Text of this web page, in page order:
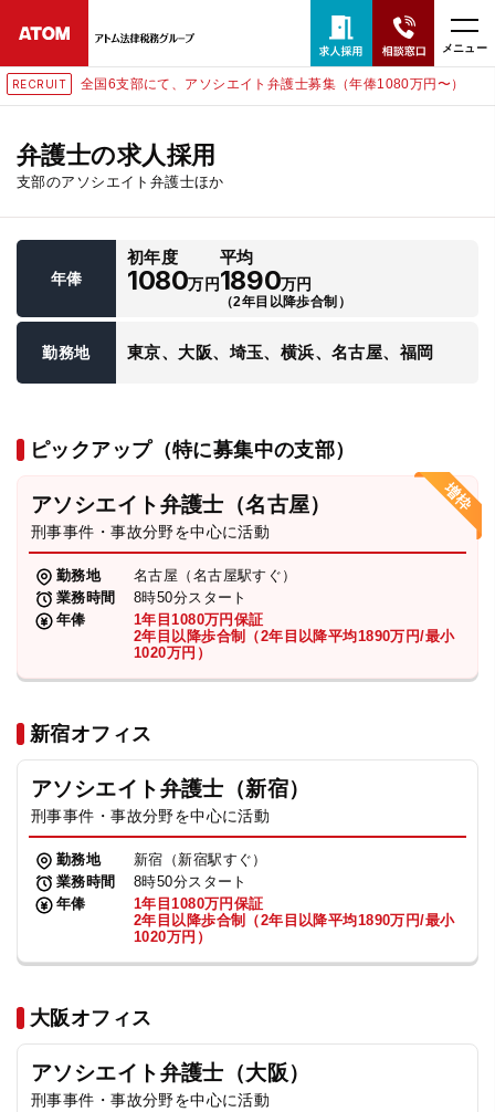
メニュー
RECRUIT 全国6支部にて、アソシエイト弁護士募集（年俸1080万円〜）
弁護士の求人採用
支部のアソシエイト弁護士ほか
年俸
初年度
1080万円
平均
1890万円
（2年目以降歩合制）
勤務地 東京、大阪、埼玉、横浜、名古屋、福岡
ピックアップ（特に募集中の支部）
アソシエイト弁護士（名古屋）
刑事事件・事故分野を中心に活動
勤務地
名古屋（名古屋駅すぐ）
業務時間
8時50分スタート
年俸
1年目1080万円保証
2年目以降歩合制（2年目以降平均1890万円/最小
1020万円）
新宿オフィス
アソシエイト弁護士（新宿）
刑事事件・事故分野を中心に活動
勤務地
新宿（新宿駅すぐ）
業務時間
8時50分スタート
年俸
1年目1080万円保証
2年目以降歩合制（2年目以降平均1890万円/最小
1020万円）
大阪オフィス
アソシエイト弁護士（大阪）
刑事事件・事故分野を中心に活動
24時間365日全国対応
無料相談窓口はこちら
弁護士・税理士
費用
求人採用
お知らせ
特設サイト
相談先情報サイト
法人グループ
プライバシーポリシー 利用規約